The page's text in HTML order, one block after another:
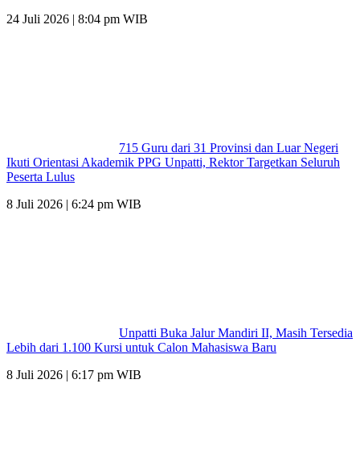
24 Juli 2026 | 8:04 pm WIB
715 Guru dari 31 Provinsi dan Luar Negeri
Ikuti Orientasi Akademik PPG Unpatti, Rektor Targetkan Seluruh
Peserta Lulus
8 Juli 2026 | 6:24 pm WIB
Unpatti Buka Jalur Mandiri II, Masih Tersedia
Lebih dari 1.100 Kursi untuk Calon Mahasiswa Baru
8 Juli 2026 | 6:17 pm WIB